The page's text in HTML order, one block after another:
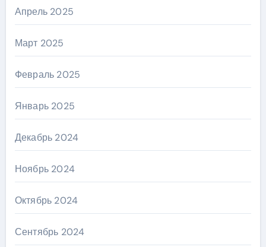
Апрель 2025
Март 2025
Февраль 2025
Январь 2025
Декабрь 2024
Ноябрь 2024
Октябрь 2024
Сентябрь 2024